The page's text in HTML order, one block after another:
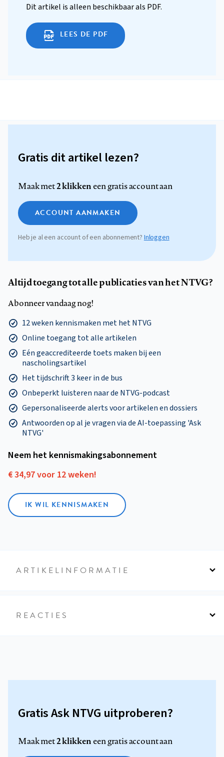
Dit artikel is alleen beschikbaar als PDF.
LEES DE PDF
Gratis dit artikel lezen?
Maak met2 klikkeneen gratis account aan
ACCOUNT AANMAKEN
Heb je al een account of een abonnement? Inloggen
Altijd toegang tot alle publicaties van het NTVG?
Abonneer vandaag nog!
12 weken kennismaken met het NTVG
Online toegang tot alle artikelen
Eén geaccrediteerde toets maken bij een
nascholingsartikel
Het tijdschrift 3 keer in de bus
Onbeperkt luisteren naar de NTVG-podcast
Gepersonaliseerde alerts voor artikelen en dossiers
Antwoorden op al je vragen via de AI-toepassing 'Ask
NTVG'
Neem het kennismakings­abonnement
€ 34,97 voor 12 weken!
IK WIL KENNISMAKEN
ARTIKELINFORMATIE
REACTIES
Gratis Ask NTVG uitproberen?
Maak met2 klikkeneen gratis account aan